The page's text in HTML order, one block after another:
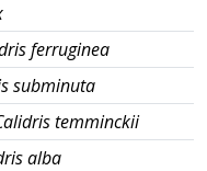
ferruginea
subminuta
temminckii
alba